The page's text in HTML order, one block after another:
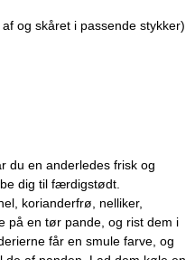
og skåret i passende stykker)
du en anderledes frisk og
dig til færdigstødt.
korianderfrø, nelliker,
på en tør pande, og rist dem i
får en smule farve, og